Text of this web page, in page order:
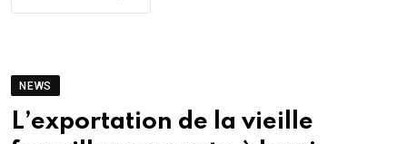
NEWS
L’exportation de la vieille